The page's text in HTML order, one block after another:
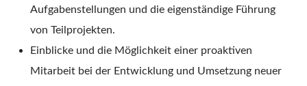
Aufgabenstellungen und die eigenständige Führung
von Teilprojekten.
Einblicke und die Möglichkeit einer proaktiven
Mitarbeit bei der Entwicklung und Umsetzung neuer